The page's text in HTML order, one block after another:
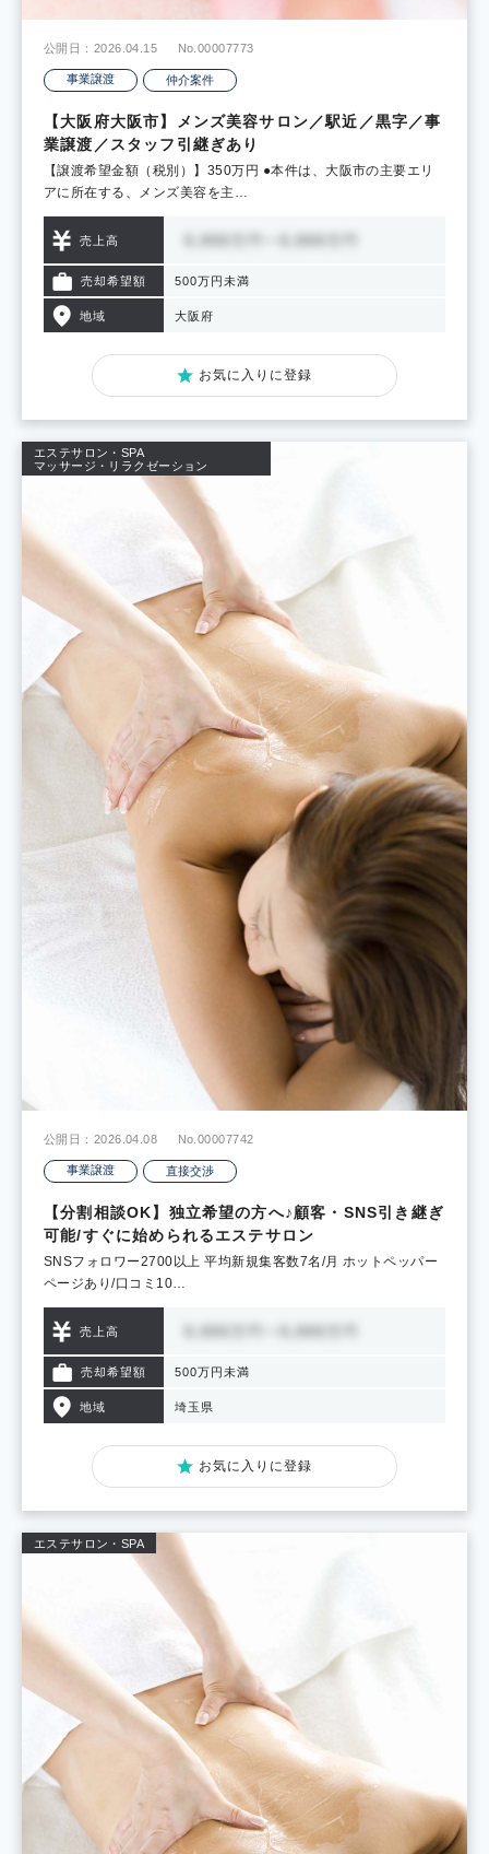
公開日：2026.04.15 No.00007773
事業譲渡 仲介案件
【大阪府大阪市】メンズ美容サロン／駅近／黒字／事
業譲渡／スタッフ引継ぎあり
【譲渡希望金額（税別）】350万円 ●本件は、大阪市の主要エリ
アに所在する、メンズ美容を主…
売上高
売却希望額 500万円未満
地域 大阪府
お気に入りに登録
エステサロン・SPA
マッサージ・リラクゼーション
公開日：2026.04.08 No.00007742
事業譲渡 直接交渉
【分割相談OK】独立希望の方へ♪顧客・SNS引き継ぎ
可能/すぐに始められるエステサロン
SNSフォロワー2700以上 平均新規集客数7名/月 ホットペッパー
ページあり/口コミ10…
売上高
売却希望額 500万円未満
地域 埼玉県
お気に入りに登録
エステサロン・SPA